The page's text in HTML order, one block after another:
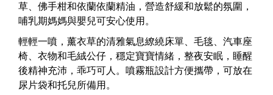
草、佛手柑和依蘭依蘭精油，營造舒緩和放鬆的氛圍，
哺乳期媽媽與嬰兒可安心使用。
輕輕一噴，薰衣草的清雅氣息繚繞床單、毛毯、汽車座
椅、衣物和毛絨公仔，穩定寶寶情緒，整夜安眠，睡醒
後精神充沛，乖巧可人。噴霧瓶設計方便攜帶，可放在
尿片袋和托兒所備用。